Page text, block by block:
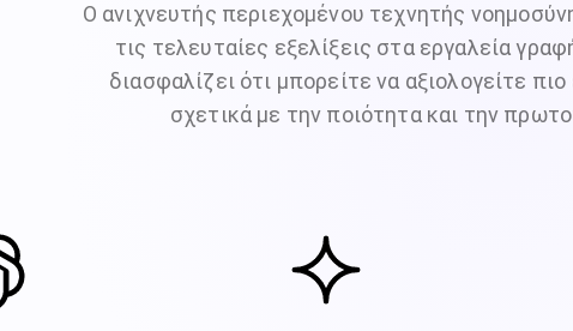
Ο ανιχνευτής περιεχομένου τεχνητής
τις τελευταίες εξελίξεις στα εργαλεία
διασφαλίζει ότι μπορείτε να αξιολογείτε
σχετικά με την ποιότητα και την